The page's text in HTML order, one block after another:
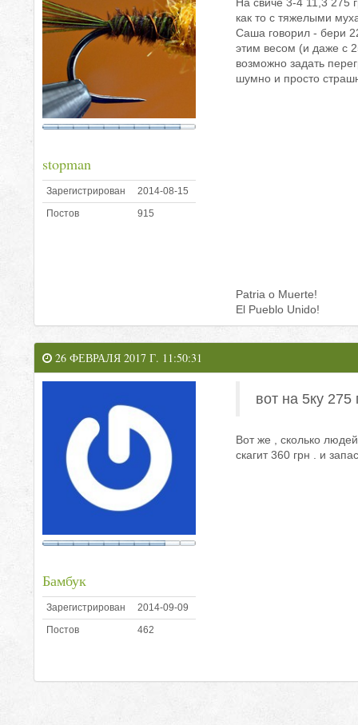
stopman
Зарегистрирован
2014-08-15
Постов
915
как то с тяжелыми
Саша говорил - бери
этим весом (и даже с
возможно задать
шумно и просто
Patria o Muerte!
El Pueblo Unido!
26 ФЕВРАЛЯ 2017 Г. 11:50:31
Бамбук
Зарегистрирован
2014-09-09
Постов
462
вот на 5ку
Вот же , сколько
скагит 360 грн . и